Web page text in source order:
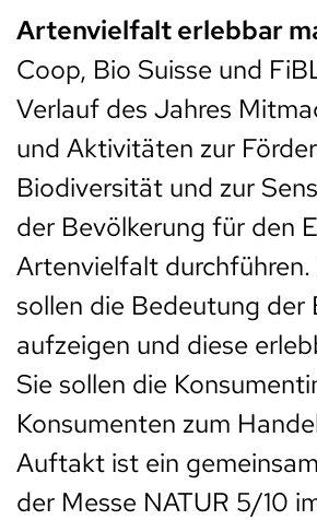
Artenvielfalt erlebbar
Coop, Bio Suisse und
Verlauf des Jahres
und Aktivitäten zur
Biodiversität und zur
der Bevölkerung für den
Artenvielfalt
sollen die Bedeutung der
aufzeigen und diese
Sie sollen die
Konsumenten zum
Auftakt ist ein
der Messe NATUR 5/10